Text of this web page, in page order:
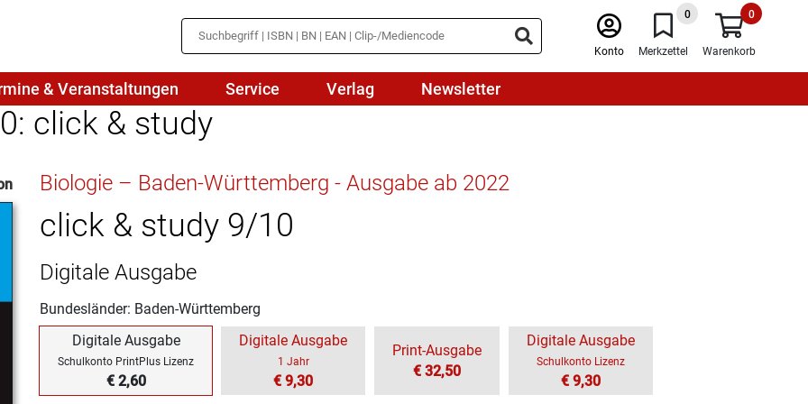
Konto
0
Merkzettel
0
Warenkorb
Medienbildung
Naturwissenschaften/NuT
Physik
Politik
Religion
Spanisch
& Veranstaltungen Service Verlag Newsletter
click & study
Biologie – Baden-Württemberg - Ausgabe ab 2022
click & study 9/10
Digitale Ausgabe
Bundesländer: Baden-Württemberg
Digitale Ausgabe
Schulkonto PrintPlus Lizenz
€ 2,60
Digitale Ausgabe
1 Jahr
€ 9,30
Print-Ausgabe
€ 32,50
Digitale Ausgabe
Schulkonto Lizenz
€ 9,30